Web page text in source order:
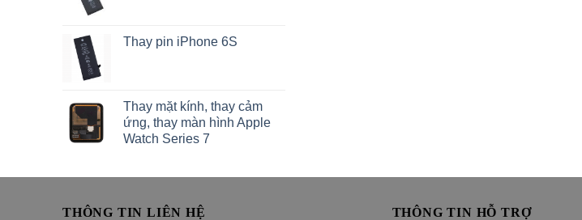
Thay pin iPhone 6S
Thay mặt kính, thay cảm
ứng, thay màn hình Apple
Watch Series 7
THÔNG TIN LIÊN HỆ
THÔNG TIN HỖ TRỢ